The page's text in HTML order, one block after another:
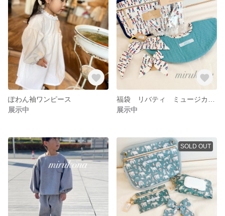
ぽわん袖ワンピース
展示中
展示中
SOLD OUT